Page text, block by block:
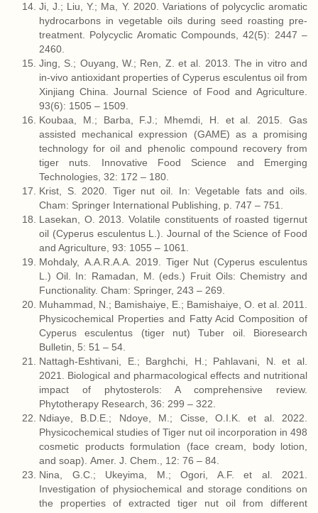
Ji, J.; Liu, Y.; Ma, Y. 2020. Variations of polycyclic aromatic
hydrocarbons in vegetable oils during seed roasting pre-
treatment. Polycyclic Aromatic Compounds, 42(5): 2447 –
2460.
Jing, S.; Ouyang, W.; Ren, Z. et al. 2013. The in vitro and
in-vivo antioxidant properties of Cyperus esculentus oil from
Xinjiang China. Journal Science of Food and Agriculture.
93(6): 1505 – 1509.
Koubaa, M.; Barba, F.J.; Mhemdi, H. et al. 2015. Gas
assisted mechanical expression (GAME) as a promising
technology for oil and phenolic compound recovery from
tiger nuts. Innovative Food Science and Emerging
Technologies, 32: 172 – 180.
Krist, S. 2020. Tiger nut oil. In: Vegetable fats and oils.
Cham: Springer International Publishing, p. 747 – 751.
Lasekan, O. 2013. Volatile constituents of roasted tigernut
oil (Cyperus esculentus L.). Journal of the Science of Food
and Agriculture, 93: 1055 – 1061.
Mohdaly, A.A.R.A.A. 2019. Tiger Nut (Cyperus esculentus
L.) Oil. In: Ramadan, M. (eds.) Fruit Oils: Chemistry and
Functionality. Cham: Springer, 243 – 269.
Muhammad, N.; Bamishaiye, E.; Bamishaiye, O. et al. 2011.
Physicochemical Properties and Fatty Acid Composition of
Cyperus esculentus (tiger nut) Tuber oil. Bioresearch
Bulletin, 5: 51 – 54.
Nattagh-Eshtivani, E.; Barghchi, H.; Pahlavani, N. et al.
2021. Biological and pharmacological effects and nutritional
impact of phytosterols: A comprehensive review.
Phytotherapy Research, 36: 299 – 322.
Ndiaye, B.D.E.; Ndoye, M.; Cisse, O.I.K. et al. 2022.
Physicochemical studies of Tiger nut oil incorporation in 498
cosmetic products formulation (face cream, body lotion,
and soap). Amer. J. Chem., 12: 76 – 84.
Nina, G.C.; Ukeyima, M.; Ogori, A.F. et al. 2021.
Investigation of physiochemical and storage conditions on
the properties of extracted tiger nut oil from different